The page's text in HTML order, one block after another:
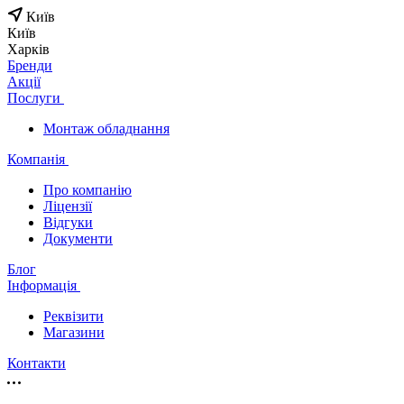
Київ
Київ
Харків
Бренди
Акції
Послуги
Монтаж обладнання
Компанія
Про компанію
Ліцензії
Відгуки
Документи
Блог
Інформація
Реквізити
Магазини
Контакти